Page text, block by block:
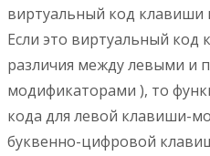
виртуальный код клавиши
Если это виртуальный код
различия между левыми и
модификаторами ), то
кода для левой клавиши-
буквенно-цифровой